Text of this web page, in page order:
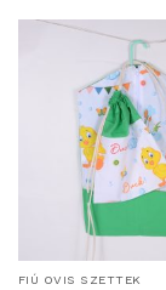
FIÚ OVIS SZETTEK